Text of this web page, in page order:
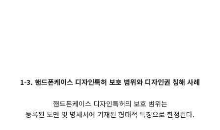
1-3. 핸드폰케이스 디자인특허 보호 범위와 디자인권 침해 사례
핸드폰케이스 디자인특허의 보호 범위는
등록된 도면 및 명세서에 기재된 형태적 특징으로 한정된다.